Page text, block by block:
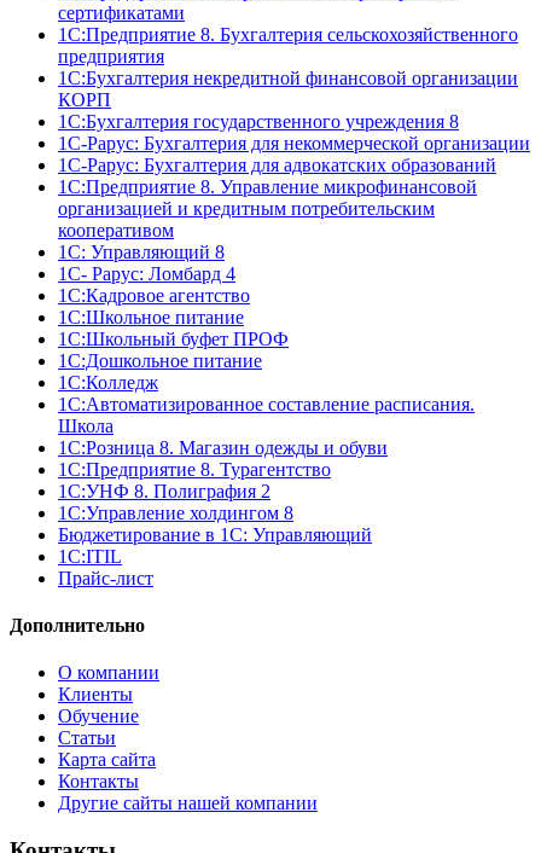
сертификатами
1С:Предприятие 8. Бухгалтерия сельскохозяйственного
предприятия
1C:Бухгалтерия некредитной финансовой организации
КОРП
1С:Бухгалтерия государственного учреждения 8
1С-Рарус: Бухгалтерия для некоммерческой организации
1С-Рарус: Бухгалтерия для адвокатских образований
1С:Предприятие 8. Управление микрофинансовой
организацией и кредитным потребительским
кооперативом
1С: Управляющий 8
1С- Рарус: Ломбард 4
1С:Кадровое агентство
1С:Школьное питание
1С:Школьный буфет ПРОФ
1C:Дошкольное питание
1С:Колледж
1С:Автоматизированное составление расписания.
Школа
1С:Розница 8. Магазин одежды и обуви
1С:Предприятие 8. Турагентство
1С:УНФ 8. Полиграфия 2
1С:Управление холдингом 8
Бюджетирование в 1С: Управляющий
1С:ITIL
Прайс-лист
Дополнительно
О компании
Клиенты
Обучение
Статьи
Карта сайта
Контакты
Другие сайты нашей компании